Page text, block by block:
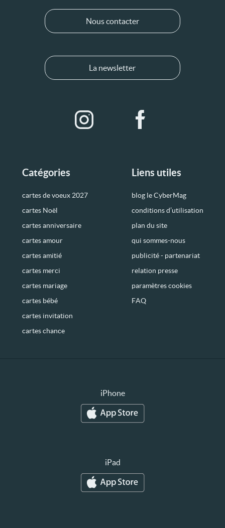
Catégories
cartes de voeux 2027
cartes Noël
cartes anniversaire
cartes amour
cartes amitié
cartes merci
cartes mariage
cartes bébé
cartes invitation
cartes chance
Liens utiles
blog le CyberMag
conditions d’utilisation
plan du site
qui sommes-nous
publicité - partenariat
relation presse
paramètres cookies
FAQ
Nous contacter
La newsletter
iPhone
iPad